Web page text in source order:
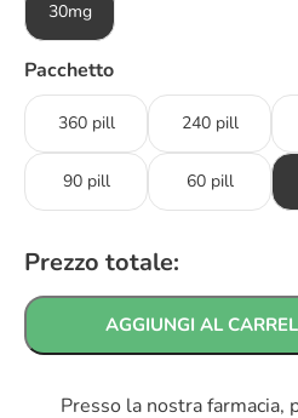
30mg
Pacchetto
360 pill 240 pill
90 pill 60 pill
Prezzo totale:
AGGIUNGI AL
Presso la nostra farmacia,